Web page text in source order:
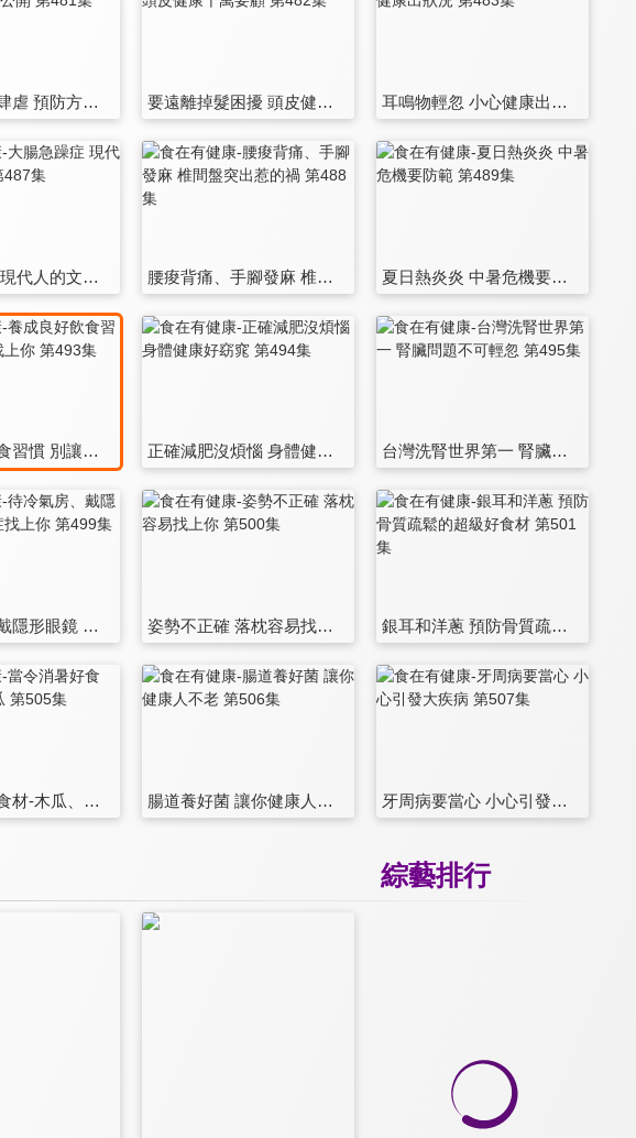
夏季腸病毒肆虐 預防方法完整公開 第481集 要遠離掉髮困擾 頭皮健康千萬要顧 第482集 耳鳴物輕忽 小心健康出狀況 第483集
大腸急躁症 現代人的文明病 第487集 腰痠背痛、手腳發麻 椎間盤突出惹的禍 第488集 夏日熱炎炎 中暑危機要防範 第489集
養成良好飲食習慣 別讓胃病找上你 第493集 正確減肥沒煩惱 身體健康好窈窕 第494集 台灣洗腎世界第一 腎臟問題不可輕忽 第495集
待冷氣房、戴隱形眼鏡 乾眼症找上你 第499集 姿勢不正確 落枕容易找上你 第500集 銀耳和洋蔥 預防骨質疏鬆的超級好食材 第501集
當令消暑好食材-木瓜、冬瓜 第505集 腸道養好菌 讓你健康人不老 第506集 牙周病要當心 小心引發大疾病 第507集
綜藝排行